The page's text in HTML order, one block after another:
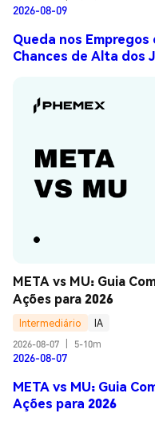
2026-08-09
Queda nos
Chances de Alta dos
META vs MU: Guia
Ações para 2026
Intermediário
IA
2026-08-07
5-10m
2026-08-07
META vs MU: Guia
Ações para 2026